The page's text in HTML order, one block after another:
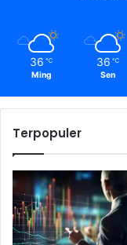
36 ℃
Ming
36 ℃
Sen
Terpopuler